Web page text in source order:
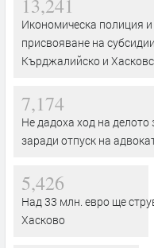
13,241
Икономическа полиция
присвояване на
Кърджалийско и
7,174
Не дадоха ход на
заради отпуск на
5,426
Над 33 млн. евро ще
Хасково